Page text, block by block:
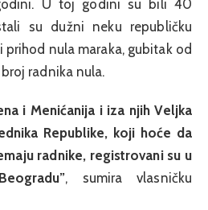
U toj godini su bili 40
su dužni neku republičku
prihod nula maraka, gubitak od
radnika nula.
i Menićanija i iza njih Veljka
Republike, koji hoće da
radnike, registrovani su u
, sumira vlasničku